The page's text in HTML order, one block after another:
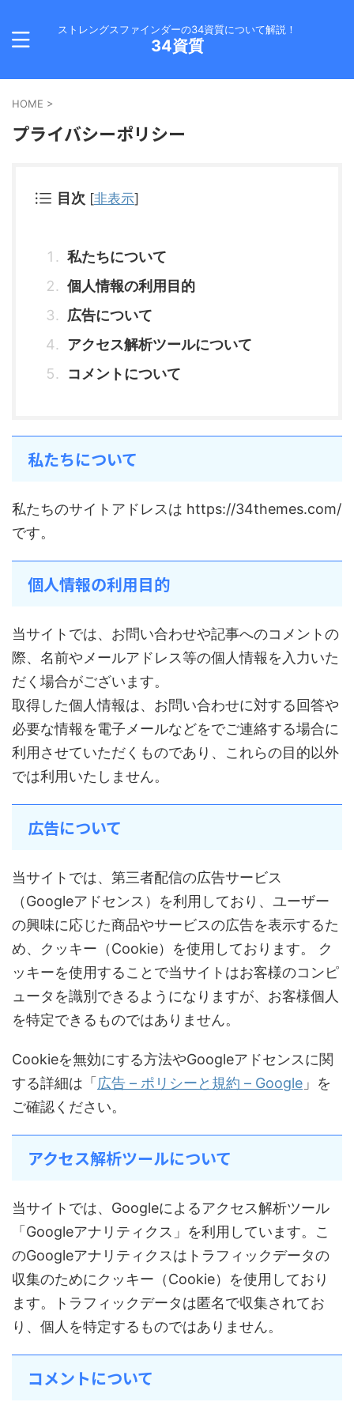
ストレングスファインダーの34資質について解説！
34資質
HOME >
プライバシーポリシー
目次 [非表示]
私たちについて
個人情報の利用目的
広告について
アクセス解析ツールについて
コメントについて
私たちについて
私たちのサイトアドレスは https://34themes.com/
です。
個人情報の利用目的
当サイトでは、お問い合わせや記事へのコメントの
際、名前やメールアドレス等の個人情報を入力いた
だく場合がございます。
取得した個人情報は、お問い合わせに対する回答や
必要な情報を電子メールなどをでご連絡する場合に
利用させていただくものであり、これらの目的以外
では利用いたしません。
広告について
当サイトでは、第三者配信の広告サービス
（Googleアドセンス）を利用しており、ユーザー
の興味に応じた商品やサービスの広告を表示するた
め、クッキー（Cookie）を使用しております。 ク
ッキーを使用することで当サイトはお客様のコンピ
ュータを識別できるようになりますが、お客様個人
を特定できるものではありません。
Cookieを無効にする方法やGoogleアドセンスに関
する詳細は「 広告 – ポリシーと規約 – Google 」を
ご確認ください。
アクセス解析ツールについて
当サイトでは、Googleによるアクセス解析ツール
「Googleアナリティクス」を利用しています。こ
のGoogleアナリティクスはトラフィックデータの
収集のためにクッキー（Cookie）を使用しており
ます。トラフィックデータは匿名で収集されてお
り、個人を特定するものではありません。
コメントについて